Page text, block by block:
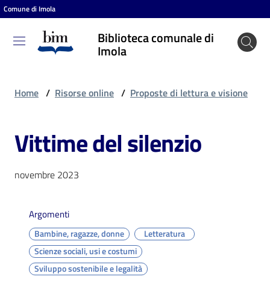
Vai al contenuto
Vai alla navigazione
Vai al footer
Comune di Imola
Biblioteca comunale di
Imola
Biblioteca
comunale
Entra
Cosa
fare
Scopri
Home / Risorse online / Proposte di lettura e visione
Vittime del silenzio
novembre 2023
Argomenti
Bambine, ragazze, donne
Letteratura
Scienze sociali, usi e costumi
Sviluppo sostenibile e legalità